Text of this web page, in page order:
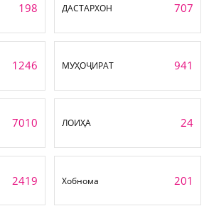
198 ДАСТАРХОН 707
1246 МУҲОҶИРАТ 941
7010 ЛОИҲА 24
2419 Хобнома 201